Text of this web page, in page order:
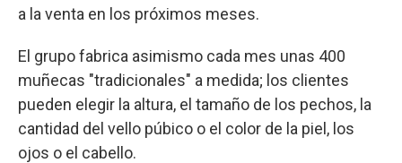
a la venta en los próximos meses.
El grupo fabrica asimismo cada mes unas 400
muñecas "tradicionales" a medida; los clientes
pueden elegir la altura, el tamaño de los pechos, la
cantidad del vello púbico o el color de la piel, los
ojos o el cabello.